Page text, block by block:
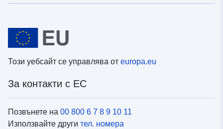
Този уебсайт се управлява от europa.eu
За контакти с ЕС
Позвънете на 00 800 6 7 8 9 10 11
Използвайте други тел. номера